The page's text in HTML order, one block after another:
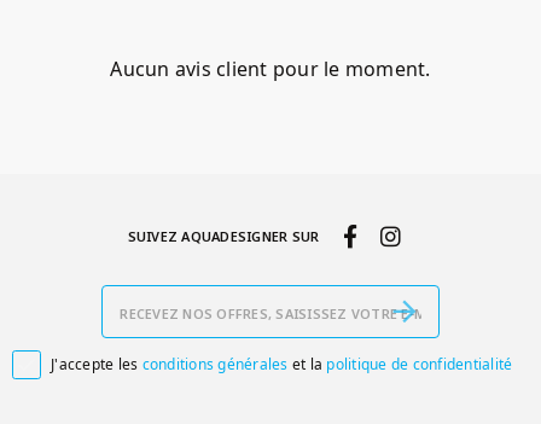
Aucun avis client pour le moment.
J'accepte les conditions générales et la politique de confidentialité
SUIVEZ AQUADESIGNER SUR